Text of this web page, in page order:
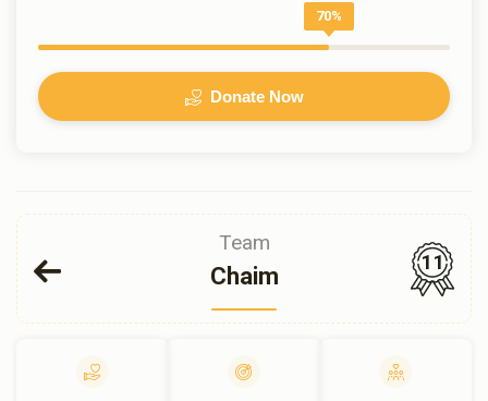
70%
Donate Now
Team
Chaim
11